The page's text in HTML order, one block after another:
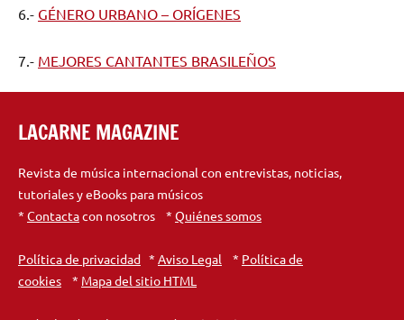
6.- GÉNERO URBANO – ORÍGENES
7.- MEJORES CANTANTES BRASILEÑOS
LACARNE MAGAZINE
Revista de música internacional con entrevistas, noticias,
tutoriales y eBooks para músicos
* Contactacon nosotros * Quiénes somos
Política de privacidad * Aviso Legal * Política de
cookies * Mapa del sitio HTML